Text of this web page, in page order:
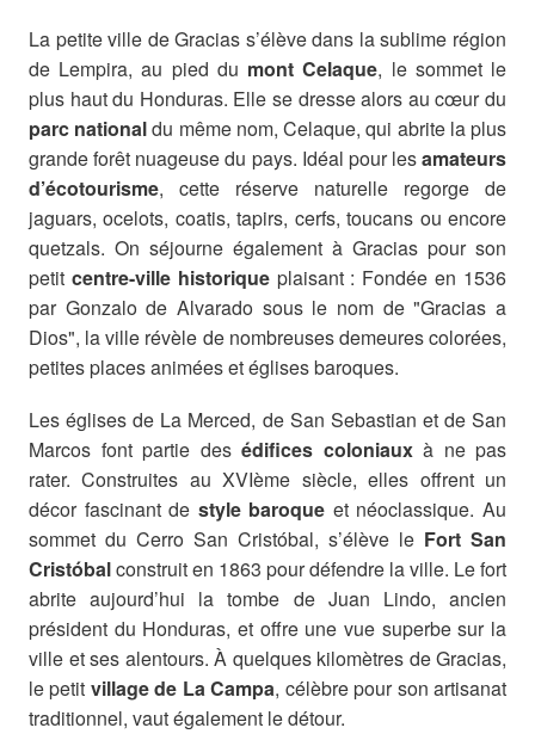
La petite ville de Gracias s’élève dans la sublime région
de Lempira, au pied du mont Celaque, le sommet le
plus haut du Honduras. Elle se dresse alors au cœur du
parc nationaldu même nom, Celaque, qui abrite la plus
grande forêt nuageuse du pays. Idéal pour lesamateurs
d’écotourisme, cette réserve naturelle regorge de
jaguars, ocelots, coatis, tapirs, cerfs, toucans ou encore
quetzals. On séjourne également à Gracias pour son
petit centre-ville historiqueplaisant : Fondée en 1536
par Gonzalo de Alvarado sous le nom de "Gracias a
Dios", la ville révèle de nombreuses demeures colorées,
petites places animées et églises baroques.
Les églises de La Merced, de San Sebastian et de San
Marcos font partie des édifices coloniauxà ne pas
rater. Construites au XVIème siècle, elles offrent un
décor fascinant de style baroque et néoclassique. Au
sommet du Cerro San Cristóbal, s’élève le Fort San
Cristóbalconstruit en 1863 pour défendre la ville. Le fort
abrite aujourd’hui la tombe de Juan Lindo, ancien
président du Honduras, et offre une vue superbe sur la
ville et ses alentours. À quelques kilomètres de Gracias,
le petit village de La Campa, célèbre pour son artisanat
traditionnel, vaut également le détour.